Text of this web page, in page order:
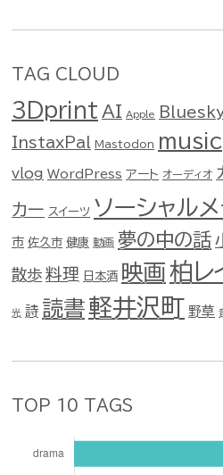
TAG CLOUD
3Dprint AI Apple
InstaxPal Mastodon music
vlog WordPress アート オーディオ
カー スイーツ ソーシャル
市 佐久市 健康 動画 夢の中の話
散歩 料理 日本酒 映画 柏レ
光 詩 読書軽井沢町 野草
TOP 10 TAGS